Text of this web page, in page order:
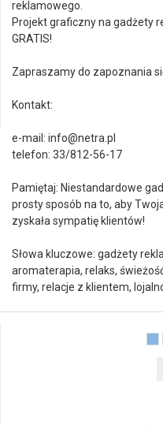
reklamowego.
Projekt graficzny na gadżety
GRATIS!
Zapraszamy do zapoznania
Kontakt:
e-mail: info@netra.pl
telefon: 33/812-56-17
Pamiętaj: Niestandardowe
prosty sposób na to, aby
zyskała sympatię klientów!
Słowa kluczowe: gadżety
aromaterapia, relaks,
firmy, relacje z klientem,